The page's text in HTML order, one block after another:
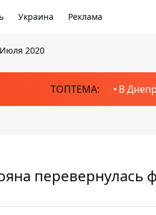
Украина Реклама
2020
ТОПТЕМА: В
перевернулась